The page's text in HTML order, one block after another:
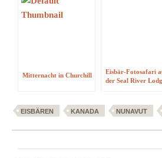
Mitternacht in Churchill
Eisbär-Fotosafari
der Seal River
EISBÄREN KANADA NUNAVUT